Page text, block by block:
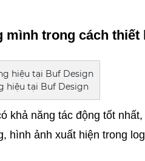
mình trong cách thiết
hiệu tại Buf Design
khả năng tác động tốt
ảnh xuất hiện trong